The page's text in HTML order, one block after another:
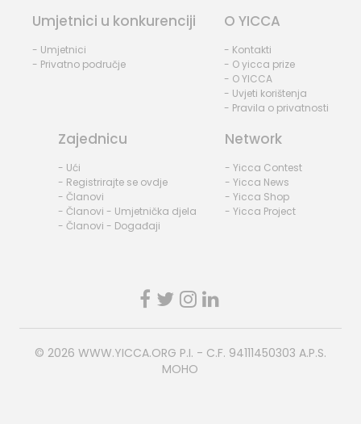
Umjetnici u konkurenciji
- Umjetnici
- Privatno područje
O YICCA
- Kontakti
- O yicca prize
- O YICCA
- Uvjeti korištenja
- Pravila o privatnosti
Zajednicu
- Ući
- Registrirajte se ovdje
- Članovi
- Članovi - Umjetnička djela
- Članovi - Događaji
Network
- Yicca Contest
- Yicca News
- Yicca Shop
- Yicca Project
© 2026 WWW.YICCA.ORG P.I. - C.F. 94111450303 A.P.S.
MOHO